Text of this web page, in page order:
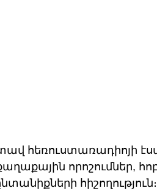
հեռուստառադիոյի
որոշումներ,